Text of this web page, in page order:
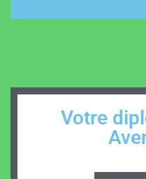
Votre